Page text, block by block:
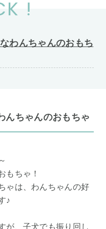
!
わんちゃんのおもち
んちゃんのおもちゃ
もちゃ！
ゃは、わんちゃんの好
♪
が、子犬でも振り回し